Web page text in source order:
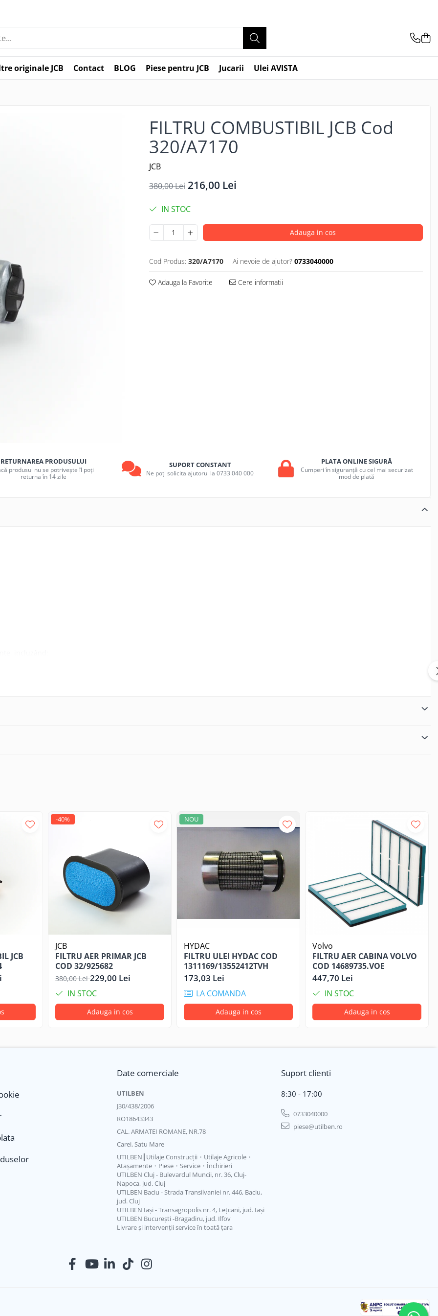
originale JCB Contact BLOG Piese pentru JCB Jucarii Ulei AVISTA
FILTRU COMBUSTIBIL JCB Cod
320/A7170
JCB
380,00 Lei 216,00 Lei
IN STOC
Adauga in cos
Cod Produs: 320/A7170 Ai nevoie de ajutor? 0733040000
Adauga la Favorite Cere informatii
RETURNAREA PRODUSULUI
produsul nu se potrivește îl poți
returna în 14 zile
SUPORT CONSTANT
Ne poți solicita ajutorul la 0733 040 000
PLATA ONLINE SIGURĂ
Cumperi în siguranță cu cel mai securizat
mod de plată
JCB
-40%
JCB
FILTRU AER PRIMAR JCB
COD 32/925682
380,00 Lei229,00 Lei
IN STOC
Adauga in cos
NOU
HYDAC
FILTRU ULEI HYDAC COD
1311169/13552412TVH
173,03 Lei
LA COMANDA
Adauga in cos
Volvo
FILTRU AER CABINA VOLVO
COD 14689735.VOE
447,70 Lei
IN STOC
Adauga in cos
Date comerciale
UTILBEN
J30/438/2006
RO18643343
CAL. ARMATEI ROMANE, NR.78
Carei, Satu Mare
UTILBEN┃Utilaje Construcții・Utilaje Agricole・
Atașamente・Piese・Service・Închirieri
UTILBEN Cluj - Bulevardul Muncii, nr. 36, Cluj-
Napoca, jud. Cluj
UTILBEN Baciu - Strada Transilvaniei nr. 446, Baciu,
jud. Cluj
UTILBEN Iași - Transagropolis nr. 4, Lețcani, jud. Iași
UTILBEN București -Bragadiru, jud. Ilfov
Livrare și intervenții service în toată țara
Suport clienti
8:30 - 17:00
0733040000
piese@utilben.ro